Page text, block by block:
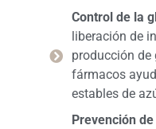
Control de la
liberación de
producción de
fármacos
estables de
Prevención